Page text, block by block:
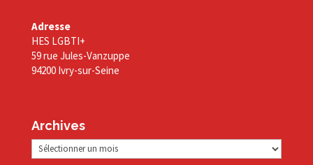
Adresse
HES LGBTI+
59 rue Jules-Vanzuppe
94200 Ivry-sur-Seine
Archives
Archives